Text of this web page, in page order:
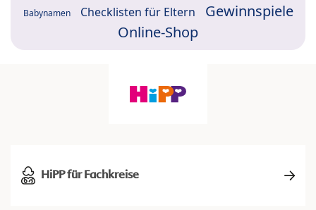
Babynamen Checklisten für Eltern
Gewinnspiele
Online-Shop
HiPP für Fachkreise